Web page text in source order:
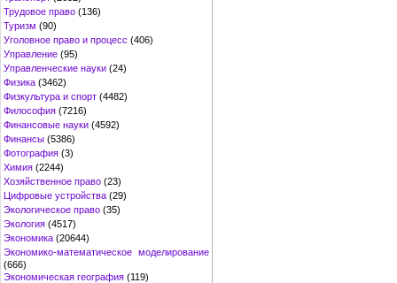
Трудовое право (136)
Туризм (90)
Уголовное право и процесс (406)
Управление (95)
Управленческие науки (24)
Физика (3462)
Физкультура и спорт (4482)
Философия (7216)
Финансовые науки (4592)
Финансы (5386)
Фотография (3)
Химия (2244)
Хозяйственное право (23)
Цифровые устройства (29)
Экологическое право (35)
Экология (4517)
Экономика (20644)
Экономико-математическое моделирование
(666)
Экономическая география (119)